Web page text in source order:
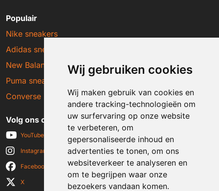
Wij gebruiken cookies
Wij maken gebruik van cookies en
andere tracking-technologieën om
uw surfervaring op onze website
te verbeteren, om
gepersonaliseerde inhoud en
advertenties te tonen, om ons
websiteverkeer te analyseren en
om te begrijpen waar onze
bezoekers vandaan komen.
Populair
Nike sneakers
Adidas sneakers
New Balance sneakers
Puma sneakers
Converse sneakers
Volg ons op social media
YouTube
Instagram
Facebook
X